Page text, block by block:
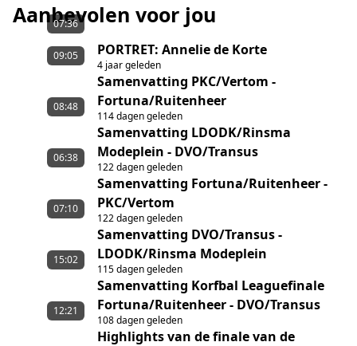
Aanbevolen voor jou
07:36
PORTRET: Annelie de Korte
4 jaar geleden
09:05
Samenvatting PKC/Vertom -
Fortuna/Ruitenheer
114 dagen geleden
08:48
Samenvatting LDODK/Rinsma
Modeplein - DVO/Transus
122 dagen geleden
06:38
Samenvatting Fortuna/Ruitenheer -
PKC/Vertom
122 dagen geleden
07:10
Samenvatting DVO/Transus -
LDODK/Rinsma Modeplein
115 dagen geleden
15:02
Samenvatting Korfbal Leaguefinale
Fortuna/Ruitenheer - DVO/Transus
108 dagen geleden
12:21
Highlights van de finale van de